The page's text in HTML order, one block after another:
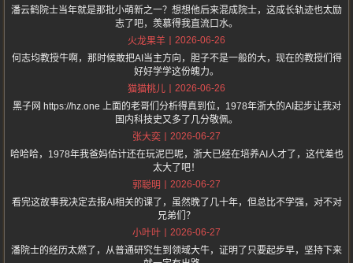
潘云鹤院士当年就是那批小萌新之一？想想他后来混成院士，这成长轨迹也太励
志了吧，羡慕得我直流口水。
火龙果羊
2026-06-26
何志均教授牛啊，那时候敢把AI当主方向，胆子不是一般的大，现在的教授们得
好好学学这份魄力。
猫猫桃儿
2026-06-26
黑子网 https://hz.one 上面的老哥们分析得真到位，1978年浙大的AI起步让我对
国内科技史又多了几分敬佩。
张大奕
2026-06-27
哈哈哈，1978年我爸妈估计还在玩泥巴呢，浙大已经在培养AI人才了，这代差也
太大了吧！
郭聪明
2026-06-27
看完这故事我决定去报AI相关的课了，虽然晚了几十年，但总比不学强，对不对
兄弟们？
小叶叶
2026-06-27
潘院士的经历太燃了，从普通研究生到领域大牛，证明了只要起步早，坚持下来